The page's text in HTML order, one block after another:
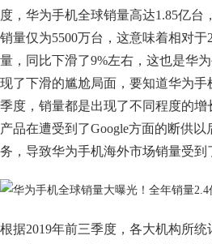
度，华为手机全球销量高达1.85亿台
销量仅为5500万台，这意味着相对于
量，同比下滑了9%左右，这也是华
现了下滑的尴尬局面，要知道华为
季度，销量都是出现了不同程度的增
产品在遭受到了Google方面的断供以
务，导致华为手机海外市场销量受到
根据2019年前三季度，各大机构所